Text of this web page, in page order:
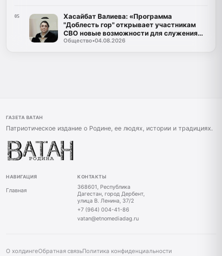
05
Хасайбат Валиева: «Программа
"Доблесть гор" открывает участникам
СВО новые возможности для служения
Дагестану»
Общество•04.08.2026
ГАЗЕТА ВАТАН
Патриотическое издание о Родине, ее людях, истории и традициях.
НАВИГАЦИЯ
Главная
КОНТАКТЫ
368601, Республика
Дагестан, город Дербент,
улица В. Ленина, 37/2
+7 (964) 004-41-86
vatan@etnomediadag.ru
О холдингеОбратная связьПолитика конфиденциальности